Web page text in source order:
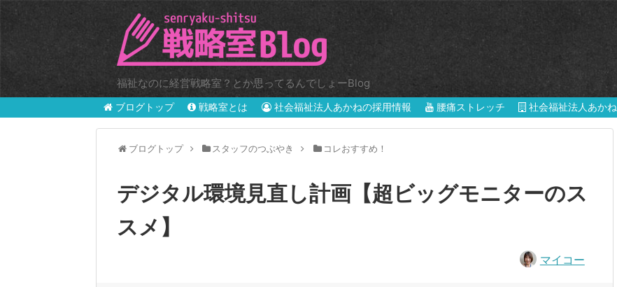
福祉なのに経営戦略室？とか思ってるんでしょーBlog
ブログトップ 戦略室とは 社会福祉法人あかねの採用情報 腰痛ストレッチ 社会福祉法人あかね
ブログトップ スタッフのつぶやき コレおすすめ！
デジタル環境見直し計画【超ビッグモニターのス
スメ】
マイコー